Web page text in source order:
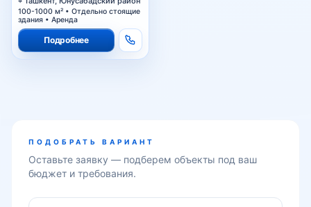
Юнусабад-16
Янги Юнусобод
Юнусабадский базар
100-1000 м² • Отдельно стоящие
здания • Аренда
Подробнее
ПОДОБРАТЬ ВАРИАНТ
Оставьте заявку — подберем объекты под ваш
бюджет и требования.